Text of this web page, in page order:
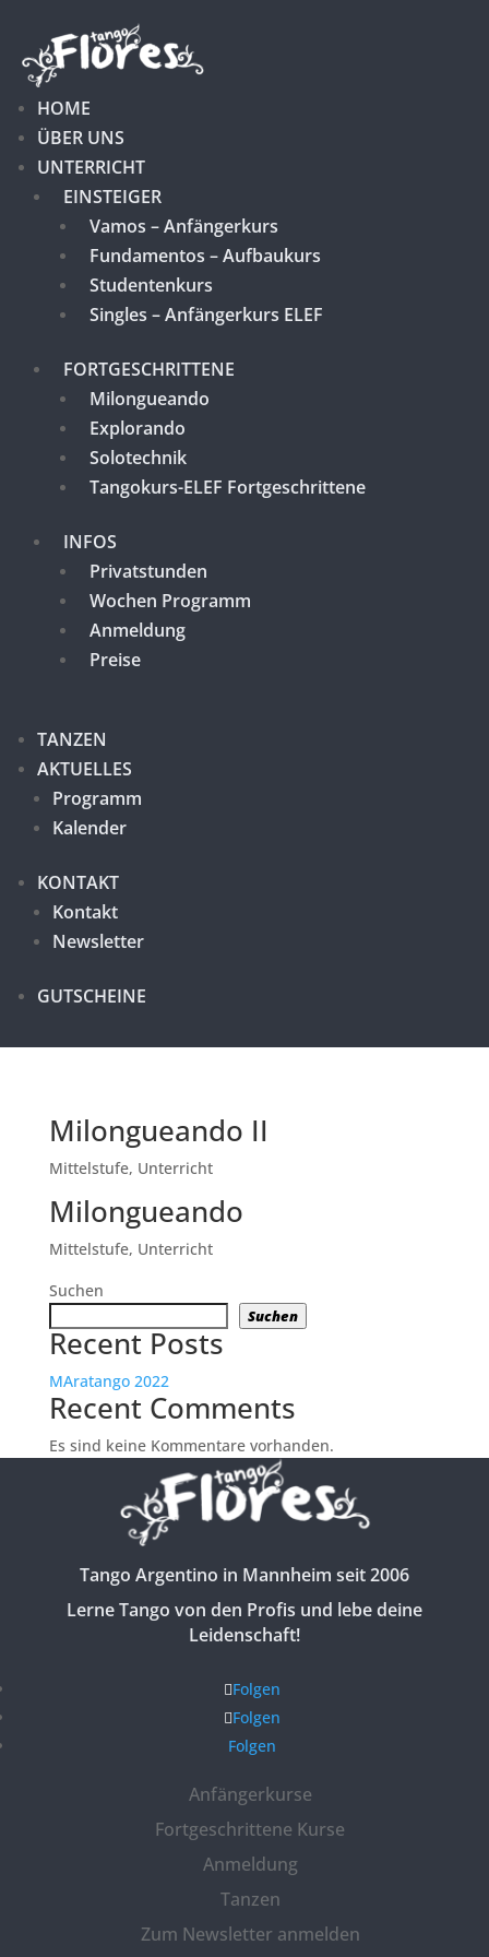
HOME
ÜBER UNS
UNTERRICHT
EINSTEIGER
Vamos – Anfängerkurs
Fundamentos – Aufbaukurs
Studentenkurs
Singles – Anfängerkurs ELEF
FORTGESCHRITTENE
Milongueando
Explorando
Solotechnik
Tangokurs-ELEF Fortgeschrittene
INFOS
Privatstunden
Wochen Programm
Anmeldung
Preise
TANZEN
AKTUELLES
Programm
Kalender
KONTAKT
Kontakt
Newsletter
GUTSCHEINE
Milongueando II
Mittelstufe, Unterricht
Milongueando
Mittelstufe, Unterricht
Suchen
Suchen
Recent Posts
MAratango 2022
Recent Comments
Es sind keine Kommentare vorhanden.
Tango Argentino in Mannheim seit 2006
Lerne Tango von den Profis und lebe deine
Leidenschaft!
Folgen
Folgen
Folgen
Anfängerkurse
Fortgeschrittene Kurse
Anmeldung
Tanzen
Zum Newsletter anmelden